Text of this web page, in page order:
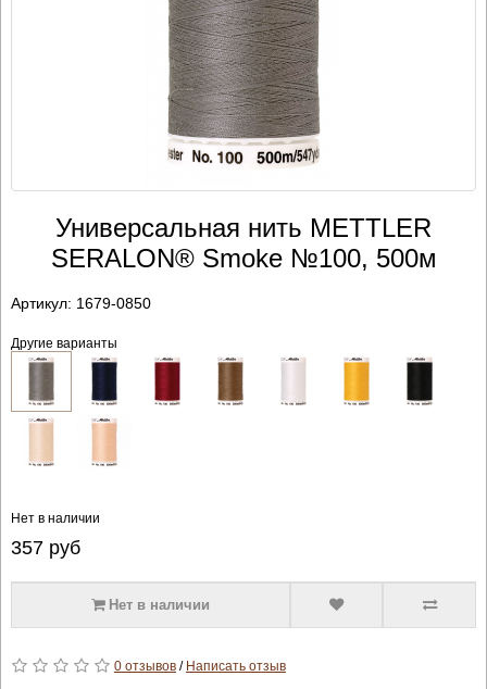
Универсальная нить METTLER
SERALON® Smoke №100, 500м
Артикул: 1679-0850
Другие варианты
Нет в наличии
357руб
Нет в наличии
0 отзывов/ Написать отзыв